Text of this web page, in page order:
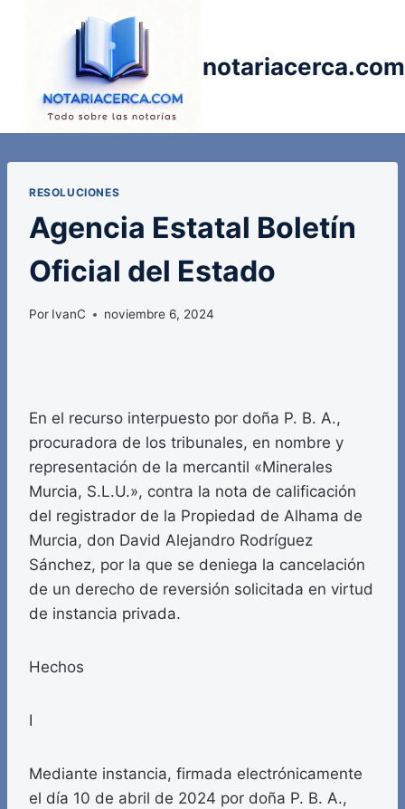
notariacerca.com
RESOLUCIONES
Agencia Estatal Boletín
Oficial del Estado
Por IvanC noviembre 6, 2024
En el recurso interpuesto por doña P. B. A.,
procuradora de los tribunales, en nombre y
representación de la mercantil «Minerales
Murcia, S.L.U.», contra la nota de calificación
del registrador de la Propiedad de Alhama de
Murcia, don David Alejandro Rodríguez
Sánchez, por la que se deniega la cancelación
de un derecho de reversión solicitada en virtud
de instancia privada.
Hechos
I
Mediante instancia, firmada electrónicamente
el día 10 de abril de 2024 por doña P. B. A.,